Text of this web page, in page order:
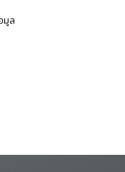
มูล